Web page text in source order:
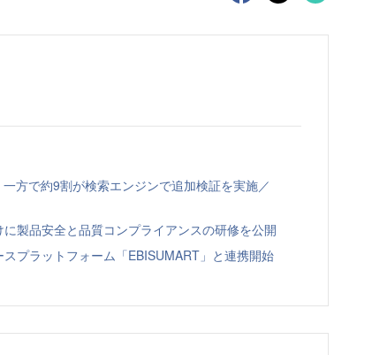
方で約9割が検索エンジンで追加検証を実施／
製品安全と品質コンプライアンスの研修を公開
スプラットフォーム「EBISUMART」と連携開始